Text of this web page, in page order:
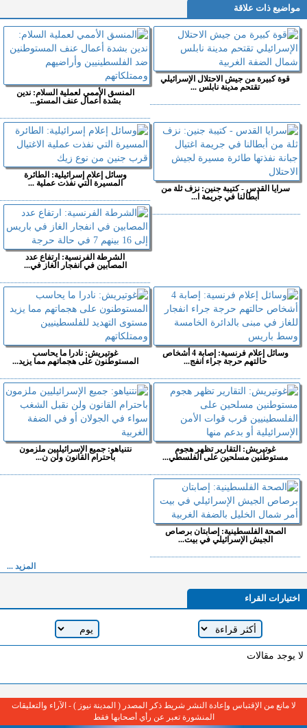
مواضيع ذات علاقة
قوة كبيرة من جيش الاحتلال الإسرائيلي
تقتحم مدينة نابلس ...
المنسق الأممي لعملية السلام: ندين
بشدة أعمال عنف المستو...
سرايا القدس - كتيبة جنين: نزف ثلة من
أبطالنا في جريمة ا...
وسائل إعلام إسرائيلية: الطائرة
المسيرة التي نفذت عملية ...
الشرطة الفرنسية: ارتفاع عدد
المصابين في انفجار الغاز في...
وسائل إعلام فرنسية: إصابة 4 أشخاص
حالتهم حرجة جراء انفج...
غوتيريش: نادرا ما يحاسب
المستوطنون على هجماتهم مما يزيد...
غوتيريش: التقارير تظهر هجوم
مستوطنين مسلحين على الفلسطي...
نتنياهو: جميع الإسرائيليين ملزمون
باحترام القانون ولن ن...
الصحة الفلسطينية: إصابتان برصاص
الجيش الإسرائيلي في بيت...
المزيد ...
اختيارات القراء
لا يوجد مقالات
لا مانع من الإقتباس وإعادة النشر شريط ذكر المصدر ( المدينة نيوز ) - الآراء والتعليقات
المنشورة تعبر عن رأي أصحابها فقط